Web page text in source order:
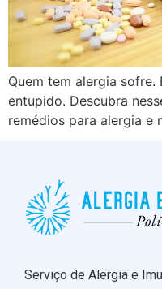
Quem tem alergia sofre.
entupido. Descubra
remédios para alergia e
Serviço de Alergia e